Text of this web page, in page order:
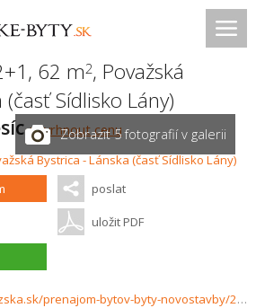
62 m2, Považská
(časť Sídlisko Lány)
navrhnout cenu
Zobrazit 5 fotografií v galerii
poslat
uložit PDF
https://www.reality-povazska.sk/prenajom-bytov-byty-novostavby/2izbovy-byt-na-prenajom-Povazska-Bystrica-33859/?utm_source=areality&utm_medium=xml&utm_term=33859&utm_content=byt&utm_campaign=portaly